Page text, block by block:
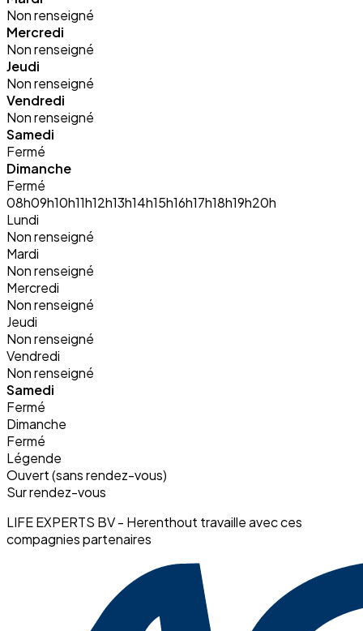
Non renseigné
Mercredi
Non renseigné
Jeudi
Non renseigné
Vendredi
Non renseigné
Samedi
Fermé
Dimanche
Fermé
08h09h10h11h12h13h14h15h16h17h18h19h20h
Lundi
Non renseigné
Mardi
Non renseigné
Mercredi
Non renseigné
Jeudi
Non renseigné
Vendredi
Non renseigné
Samedi
Fermé
Dimanche
Fermé
Légende
Ouvert (sans rendez-vous)
Sur rendez-vous
LIFE EXPERTS BV - Herenthout travaille avec ces
compagnies partenaires